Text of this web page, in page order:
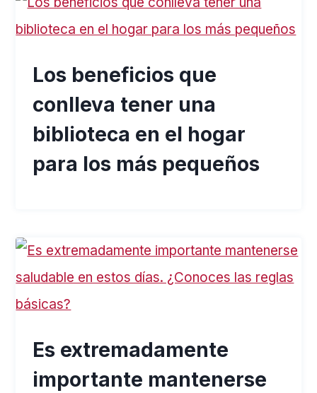
Los beneficios que
conlleva tener una
biblioteca en el hogar
para los más pequeños
Es extremadamente
importante mantenerse